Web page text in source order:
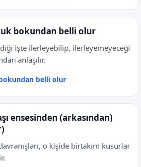
bokundan belli olur
işte ilerleyebilip, ilerleyemeyeceği
anlaşılır.
belli olur
ensesinden (arkasından)
o kişide birtakım kusurlar